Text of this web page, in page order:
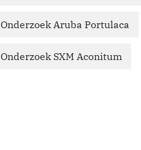
Onderzoek Aruba Portulaca
Onderzoek SXM Aconitum